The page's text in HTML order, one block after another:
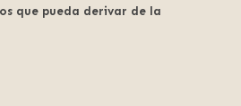
que pueda derivar de la